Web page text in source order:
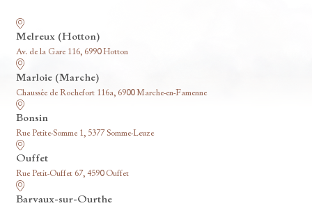
Melreux (Hotton)
Av. de la Gare 116, 6990 Hotton
Marloie (Marche)
Chaussée de Rochefort 116a, 6900 Marche-en-Famenne
Bonsin
Rue Petite-Somme 1, 5377 Somme-Leuze
Ouffet
Rue Petit-Ouffet 67, 4590 Ouffet
Barvaux-sur-Ourthe